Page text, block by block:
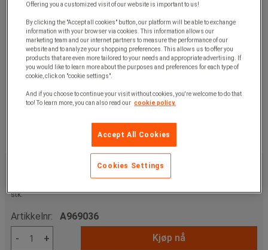
ekskl. mva
stk.
Artikkelnr: A969036
-
+ Kjøp nå
Offering you a customized visit of our website is important to us!
By clicking the "Accept all cookies" button, our platform will be able to exchange
information with your browser via cookies. This information allows our
marketing team and our internet partners to measure the performance of our
website and to analyze your shopping preferences. This allows us to offer you
products that are even more tailored to your needs and appropriate advertising. If
you would like to learn more about the purposes and preferences for each type of
cookie, click on "cookie settings".
And if you choose to continue your visit without cookies, you're welcome to do that
too! To learn more, you can also read our cookie policy.
Accept All Cookies
Cookies Settings